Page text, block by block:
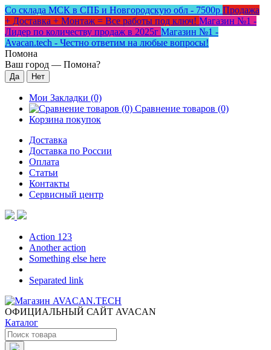
Со склада МСК в СПБ и Новгородскую обл - 7500р Продажа
+ Доставка + Монтаж = Все работы под ключ! Магазин №1 -
Лидер по количеству продаж в 2025г Магазин №1 -
Avacan.tech - Честно ответим на любые вопросы!
Помона
Ваш город — Помона?
Мои Закладки (0)
Сравнение товаров (0)
Корзина покупок
Доставка
Доставка по России
Оплата
Статьи
Контакты
Сервисный центр
Action 123
Another action
Something else here
Separated link
ОФИЦИАЛЬНЫЙ САЙТ AVACAN
Каталог